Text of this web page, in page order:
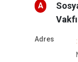
A
Vakfı
Adres